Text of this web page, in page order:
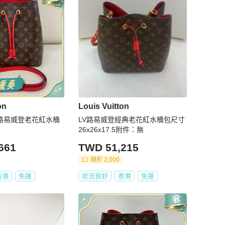
易威登老花紅水桶
港 免運
Louis Vuitton
LV路易威登經典老花紅水桶包尺寸
26x26x17.5附件：無
TWD 51,215
現折 2,000
狀況良好 香港 免運